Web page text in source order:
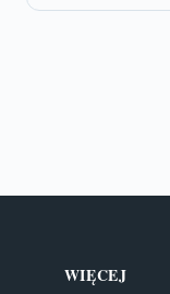
WIĘCEJ